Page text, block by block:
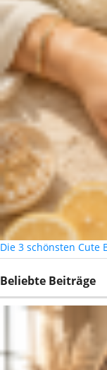
Die 3 schönsten Cute
Beliebte Beiträge